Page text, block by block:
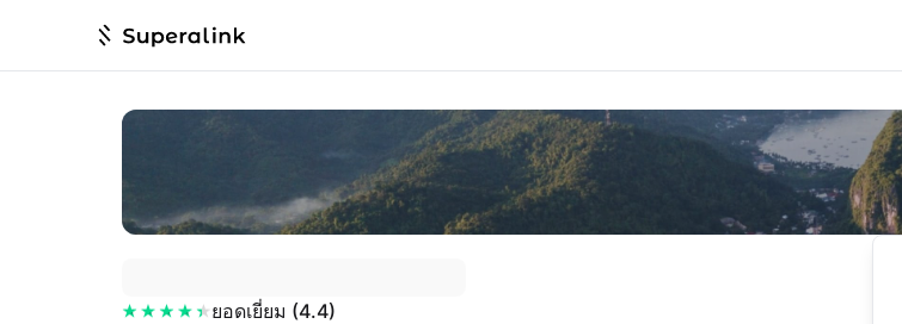
ยอดเยี่ยม (4.4)